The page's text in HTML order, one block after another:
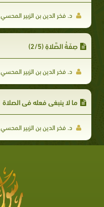
د. فخر الدين بن الزبير المحسي
صِفَةُ الصَّلاةِ (2/5)
د. فخر الدين بن الزبير المحسي
ما لا ينبغي فعله في الصلاة
د. فخر الدين بن الزبير المحسي